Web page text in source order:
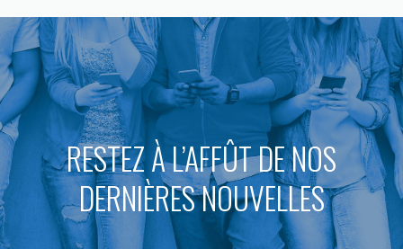
RESTEZ À L’AFFÛT DE NOS
DERNIÈRES NOUVELLES